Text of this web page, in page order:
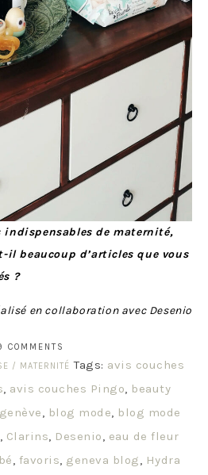
indispensables de maternité,
il beaucoup d’articles que vous
?
en collaboration avec Desenio
COMMENTS
/ MATERNITÉ Tags: avis couches
avis couches Pingo
beauty
blog mode
blog mode
Clarins Desenio
eau de fleur
favoris geneva blog
Hydra